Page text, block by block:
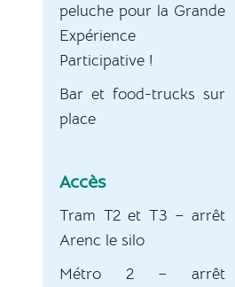
peluche pour la Grande
Expérience
Participative !
Bar et food-trucks sur
place
Accès
Tram T2 et T3 – arrêt
Arenc le silo
Métro 2 – arrêt